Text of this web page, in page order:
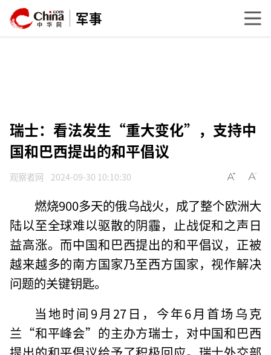
军事
瑞士：看法发生“重大变化”，支持中
国和巴西提出的和平倡议
观察者网 2024-09-30 10:10:30
燃烧900多天的俄乌战火，成了整个欧洲大
陆以至全球难以驱散的阴霾，止战促和之声日
益高涨。而中国和巴西提出的和平倡议，正被
越来越多的南方国家乃至西方国家，视作解决
问题的关键钥匙。
当地时间9月27日，今年6月首场乌克
兰“和平峰会”的主办方瑞士，对中国和巴西